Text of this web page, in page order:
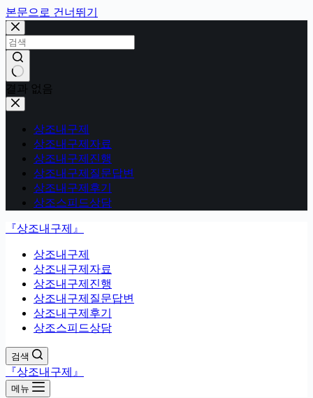
본문으로 건너뛰기
결과 없음
상조내구제
상조내구제자료
상조내구제진행
상조내구제질문답변
상조내구제후기
상조스피드상담
『상조내구제』
상조내구제
상조내구제자료
상조내구제진행
상조내구제질문답변
상조내구제후기
상조스피드상담
검색
『상조내구제』
메뉴